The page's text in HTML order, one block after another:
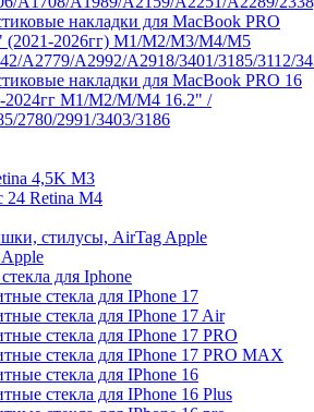
накладки для MacBook PRO
(2021-2026гг) M1/M2/M3/M4/M5
A2779/A2992/A2918/3401/3185/3112/
накладки для MacBook PRO 16
2024гг M1/M2/M/M4 16.2" /
2780/2991/3403/3186
4,5K M3
24 Retina M4
стилусы, AirTag Apple
для Iphone
стекла для IPhone 17
стекла для IPhone 17 Air
стекла для IPhone 17 PRO
стекла для IPhone 17 PRO MAX
стекла для IPhone 16
стекла для IPhone 16 Plus